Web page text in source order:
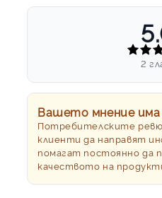
2
Вашето мнение има
Потребителските
клиенти да направят
помагат постоянно да
качеството на